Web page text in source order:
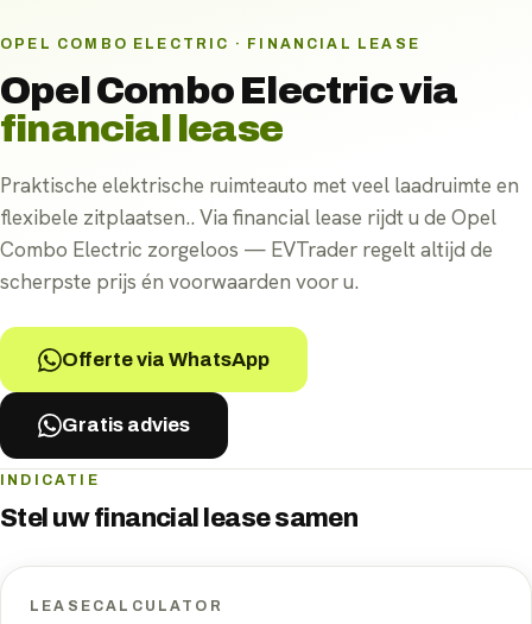
OPEL COMBO ELECTRIC · FINANCIAL LEASE
Opel Combo Electricvia
financial lease
Praktische elektrische ruimteauto met veel laadruimte en
flexibele zitplaatsen.. Via financial lease rijdt u de Opel
Combo Electric zorgeloos — EVTrader regelt altijd de
scherpste prijs én voorwaarden voor u.
Offerte via WhatsApp
Gratis advies
INDICATIE
Stel uwfinancial leasesamen
LEASECALCULATOR